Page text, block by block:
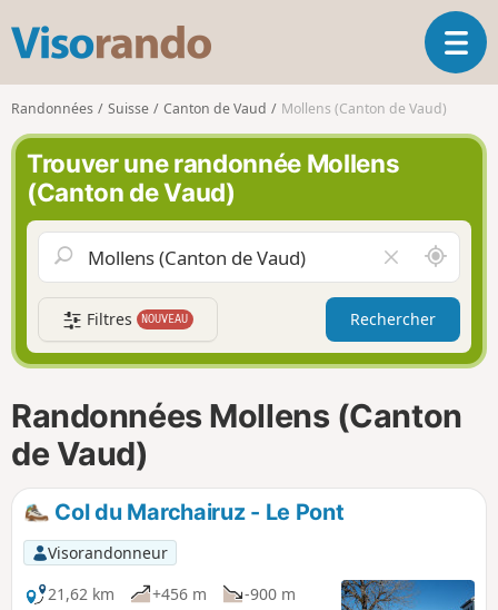
s
o
r
n
d
o
O
u
a
n
v
g
a
o
Randonnées Suisse Canton de Vaud Mollens (Canton de Vaud)
Trouver une randonnée Mollens
(Canton de Vaud)
i
d
e
r
l
c
m
A
u
t
u
r
e
i
Filtres NOUVEAU Rechercher
Randonnées Mollens (Canton
de Vaud)
Col du Marchairuz - Le Pont
Visorandonneur
21,62 km
+456 m
-900 m